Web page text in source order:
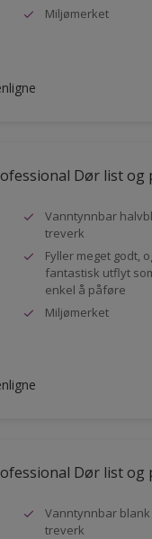
Miljømerket
Dør list og
Vanntynnbar
treverk
Fyller meget godt,
fantastisk utflyt
enkel å påføre
Miljømerket
Dør list og
Vanntynnbar
treverk